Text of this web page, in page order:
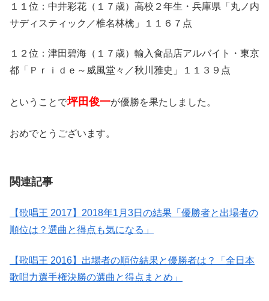
１１位：中井彩花（１７歳）高校２年生・兵庫県「丸ノ内
サディスティック／椎名林檎」１１６７点
１２位：津田碧海（１７歳）輸入食品店アルバイト・東京
都「Ｐｒｉｄｅ～威風堂々／秋川雅史」１１３９点
ということで坪田俊一が優勝を果たしました。
おめでとうございます。
関連記事
【歌唱王 2017】2018年1月3日の結果「優勝者と出場者の
順位は？選曲と得点も気になる」
【歌唱王 2016】出場者の順位結果と優勝者は？「全日本
歌唱力選手権決勝の選曲と得点まとめ」